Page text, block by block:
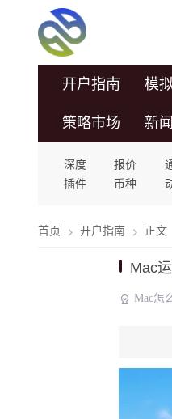
开户指南 模
策略市场 新
深度 报价
插件
币种
首页 开户指南 正文
Mac
Mac怎